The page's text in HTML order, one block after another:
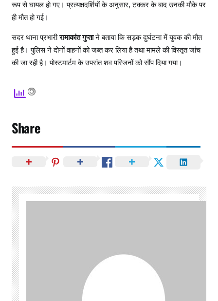
रूप से घायल हो गए। प्रत्यक्षदर्शियों के अनुसार, टक्कर के बाद उनकी मौके पर
ही मौत हो गई।
सदर थाना प्रभारीरामाकांत गुप्ताने बताया कि सड़क दुर्घटना में युवक की मौत
हुई है। पुलिस ने दोनों वाहनों को जब्त कर लिया है तथा मामले की विस्तृत जांच
की जा रही है। पोस्टमार्टम के उपरांत शव परिजनों को सौंप दिया गया।
Share